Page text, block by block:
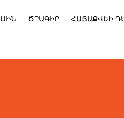
ԾՐԱԳԻՐ ՀԱՅԱՔՎԵԻ